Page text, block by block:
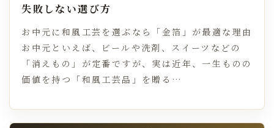
失敗しない選び方
お中元に和風工芸を選ぶなら「金箔」が最適な理由
お中元といえば、ビールや洗剤、スイーツなどの
「消えもの」が定番ですが、実は近年、一生ものの
価値を持つ「和風工芸品」を贈る…